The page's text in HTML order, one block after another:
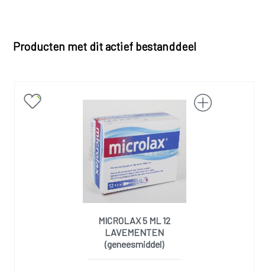
Producten met dit actief bestanddeel
MICROLAX 5 ML 12
LAVEMENTEN
(geneesmiddel)